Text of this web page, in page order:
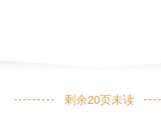
剩余20页未读